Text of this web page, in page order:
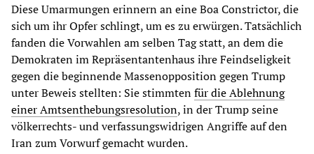
Diese Umarmungen erinnern an eine Boa Constrictor, die
sich um ihr Opfer schlingt, um es zu erwürgen. Tatsächlich
fanden die Vorwahlen am selben Tag statt, an dem die
Demokraten im Repräsentantenhaus ihre Feindseligkeit
gegen die beginnende Massenopposition gegen Trump
unter Beweis stellten: Sie stimmtenfür die Ablehnung
einer Amtsenthebungsresolution, in der Trump seine
völkerrechts- und verfassungswidrigen Angriffe auf den
Iran zum Vorwurf gemacht wurden.